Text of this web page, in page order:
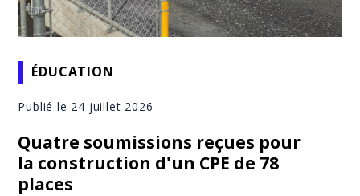
ÉDUCATION
Publié le 24 juillet 2026
Quatre soumissions reçues pour
la construction d'un CPE de 78
places